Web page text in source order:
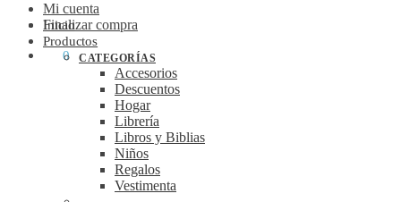
Mi cuenta
Finalizar compra
0
Inicio
Productos
CATEGORÍAS
Accesorios
Descuentos
Hogar
Librería
Libros y Biblias
Niños
Regalos
Vestimenta